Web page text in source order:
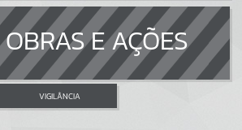
OBRAS E AÇÕES
VIGILÂNCIA